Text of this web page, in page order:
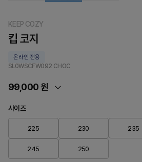
KEEP COZY
킵 코지
온라인 전용
SL0WSCFW092 CHOC
99,000 원
사이즈
225 230 235
245 250